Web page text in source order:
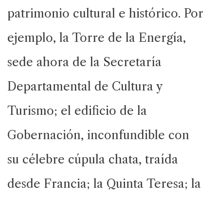
patrimonio cultural e histórico. Por
ejemplo, la Torre de la Energía,
sede ahora de la Secretaría
Departamental de Cultura y
Turismo; el edificio de la
Gobernación, inconfundible con
su célebre cúpula chata, traída
desde Francia; la Quinta Teresa; la